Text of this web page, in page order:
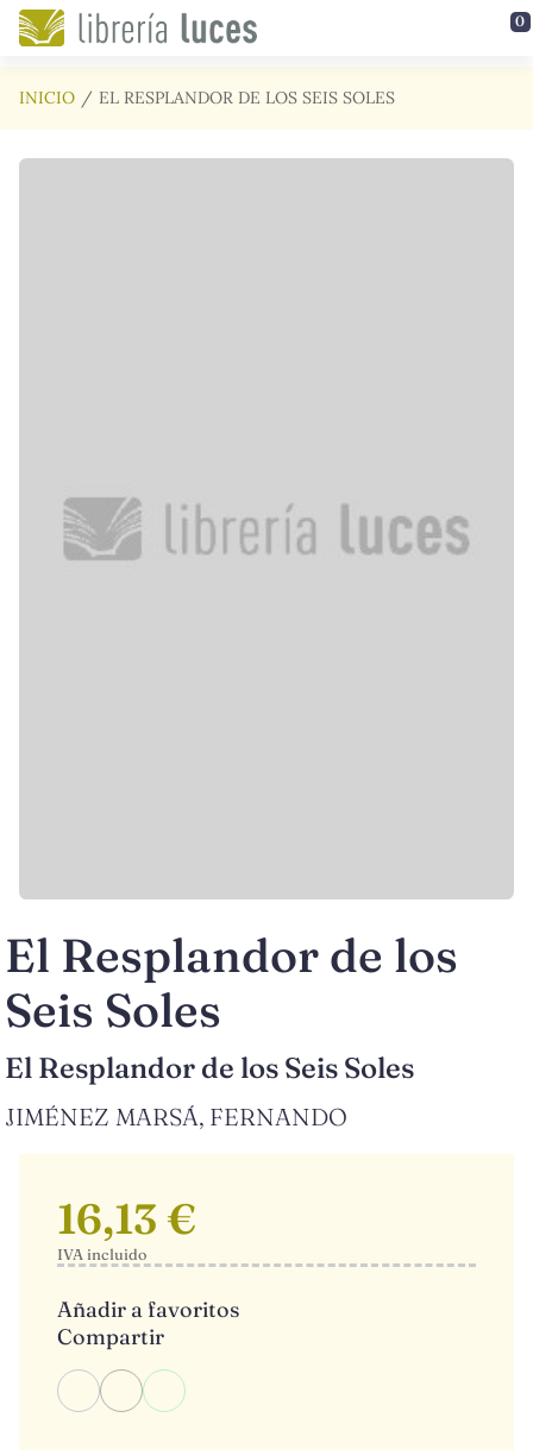
Saltar al contenido principal 0
INICIO EL RESPLANDOR DE LOS SEIS SOLES
El Resplandor de los
Seis Soles
El Resplandor de los Seis Soles
JIMÉNEZ MARSÁ, FERNANDO
16,13 €
IVA incluido
Añadir a favoritos
Compartir